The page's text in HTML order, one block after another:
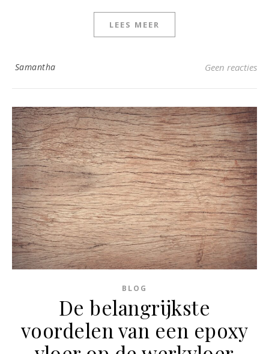
LEES MEER
Samantha Geen reacties
BLOG
De belangrijkste
voordelen van een epoxy